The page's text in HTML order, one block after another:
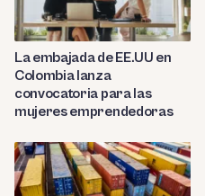
La embajada de EE.UU en
Colombia lanza
convocatoria para las
mujeres emprendedoras